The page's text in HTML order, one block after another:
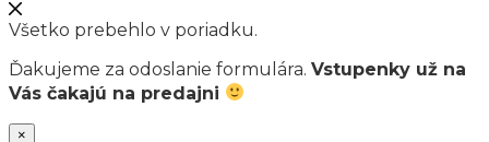
Všetko prebehlo v poriadku.
Ďakujeme za odoslanie formulára. Vstupenky už na
Vás čakajú na predajni
×